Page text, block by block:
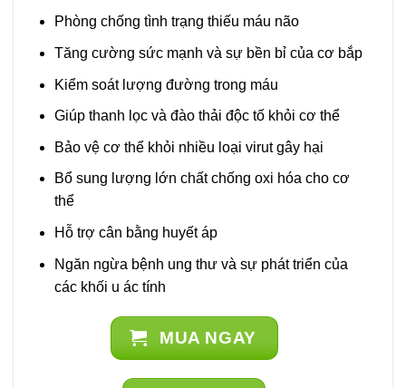
Phòng chống tình trạng thiếu máu não
Tăng cường sức mạnh và sự bền bỉ của cơ bắp
Kiểm soát lượng đường trong máu
Giúp thanh lọc và đào thải độc tố khỏi cơ thể
Bảo vệ cơ thể khỏi nhiều loại virut gây hại
Bổ sung lượng lớn chất chống oxi hóa cho cơ
thể
Hỗ trợ cân bằng huyết áp
Ngăn ngừa bệnh ung thư và sự phát triển của
các khối u ác tính
MUA NGAY